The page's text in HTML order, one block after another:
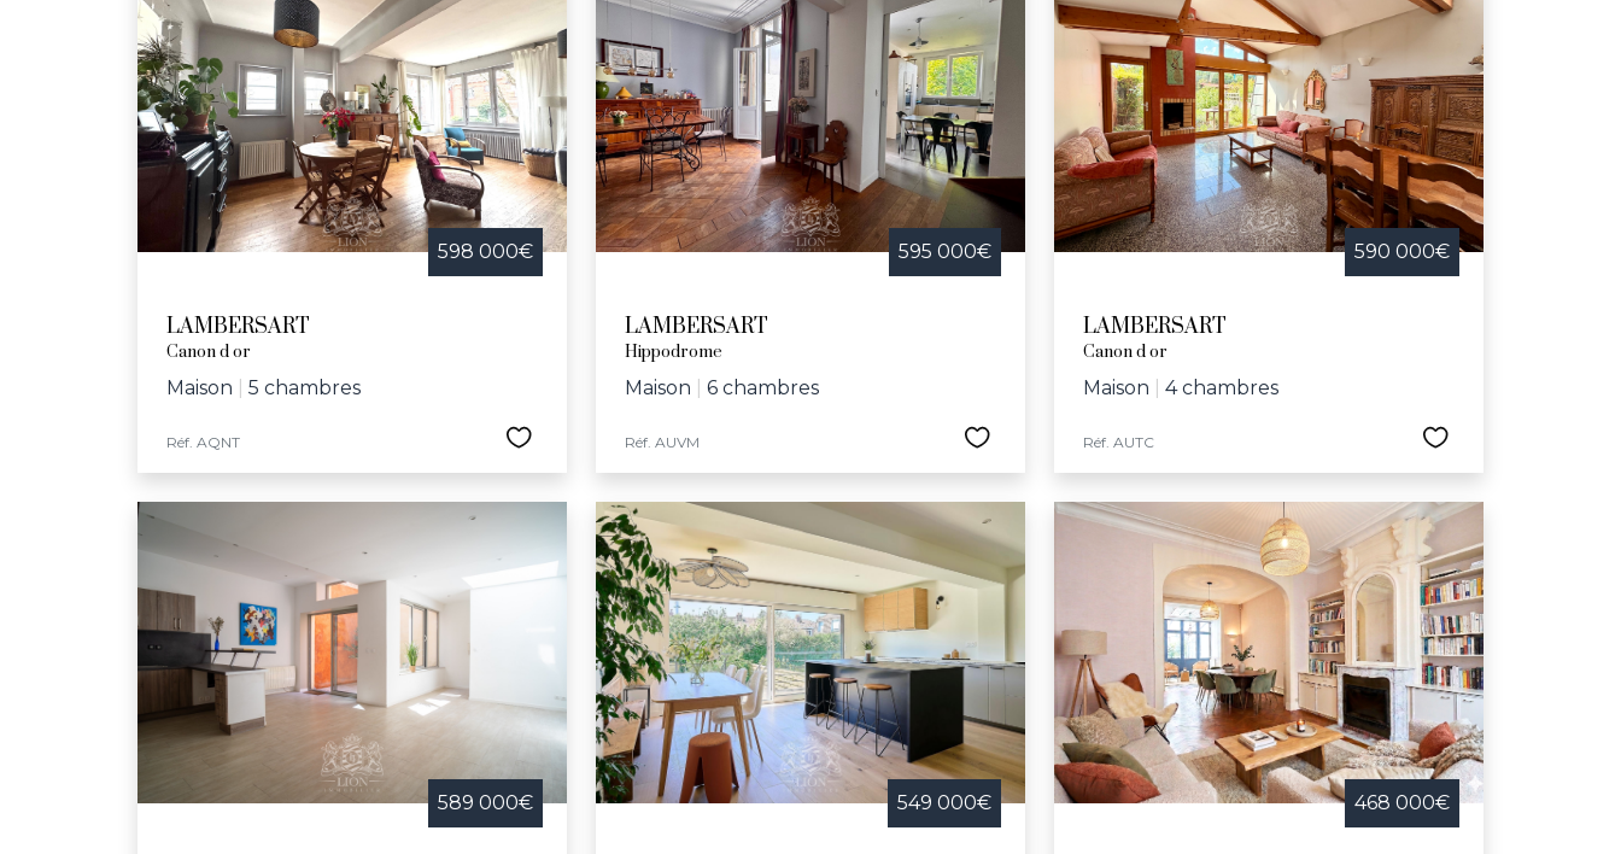
598 000€
LAMBERSART
Canon d or
Maison 5 chambres
Réf. AQNT
595 000€
LAMBERSART
Hippodrome
Maison 6 chambres
Réf. AUVM
590 000€
LAMBERSART
Canon d or
Maison 4 chambres
Réf. AUTC
589 000€ 549 000€ 468 000€